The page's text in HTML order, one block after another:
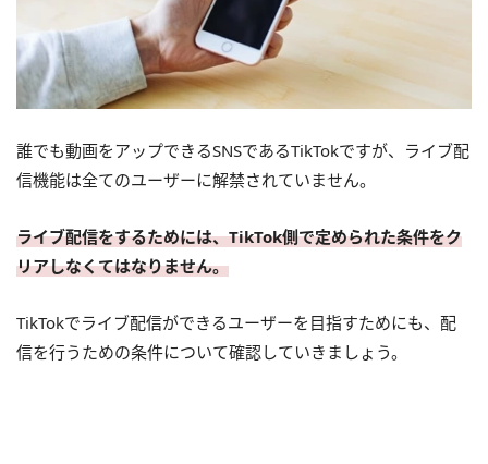
誰でも動画をアップできるSNSであるTikTokですが、ライブ配
信機能は全てのユーザーに解禁されていません。
ライブ配信をするためには、TikTok側で定められた条件をク
リアしなくてはなりません。
TikTokでライブ配信ができるユーザーを目指すためにも、配
信を行うための条件について確認していきましょう。